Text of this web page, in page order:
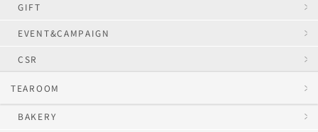
GIFT
EVENT&CAMPAIGN
CSR
TEAROOM
BAKERY